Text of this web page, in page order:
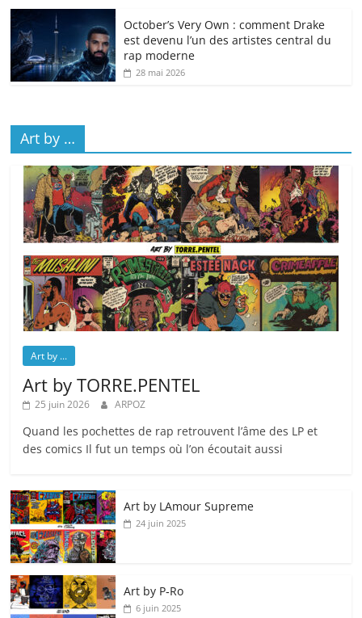
October’s Very Own : comment Drake
est devenu l’un des artistes central du
rap moderne
28 mai 2026
Art by …
Art by ...
Art by TORRE.PENTEL
25 juin 2026 ARPOZ
Quand les pochettes de rap retrouvent l’âme des LP et
des comics Il fut un temps où l’on écoutait aussi
Art by LAmour Supreme
24 juin 2025
Art by P‑Ro
6 juin 2025